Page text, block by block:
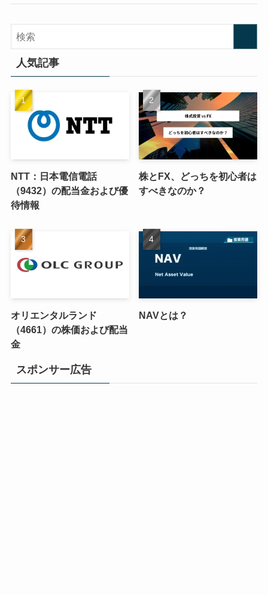
人気記事
NTT：日本電信電話
（9432）の配当金および優
待情報
株とFX、どっちを初心者は
すべきなのか？
オリエンタルランド
（4661）の株価および配当
金
NAVとは？
スポンサー広告